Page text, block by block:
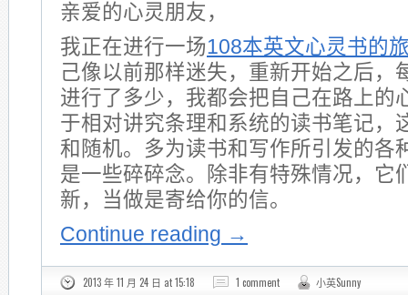
亲爱的心灵朋友，
我正在进行一场108本英文心灵书的
己像以前那样迷失，重新开始之后，
进行了多少，我都会把自己在路上的
于相对讲究条理和系统的读书笔记，
和随机。多为读书和写作所引发的各
是一些碎碎念。除非有特殊情况，它
新，当做是寄给你的信。
Continue reading →
2013 年 11 月 24 日 at 15:18 1 comment 小英Sunny